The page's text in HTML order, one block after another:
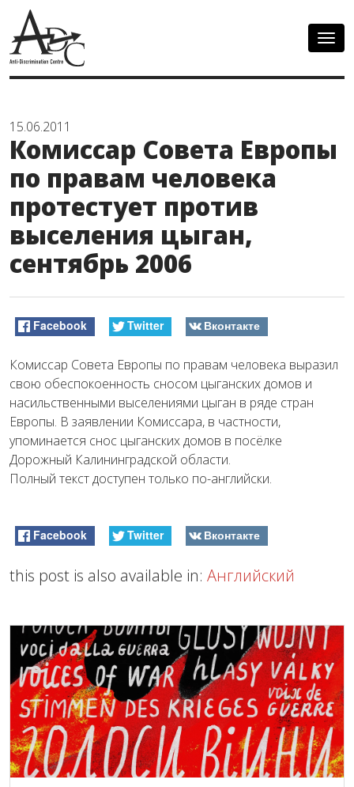
15.06.2011
Комиссар Совета Европы
по правам человека
протестует против
выселения цыган,
сентябрь 2006
Facebook Twitter Вконтакте
Комиссар Совета Европы по правам человека выразил
свою обеспокоенность сносом цыганских домов и
насильственными выселениями цыган в ряде стран
Европы. В заявлении Комиссара, в частности,
упоминается снос цыганских домов в посёлке
Дорожный Калининградской области.
Полный текст доступен только по-английски.
Facebook Twitter Вконтакте
this post is also available in: Английский